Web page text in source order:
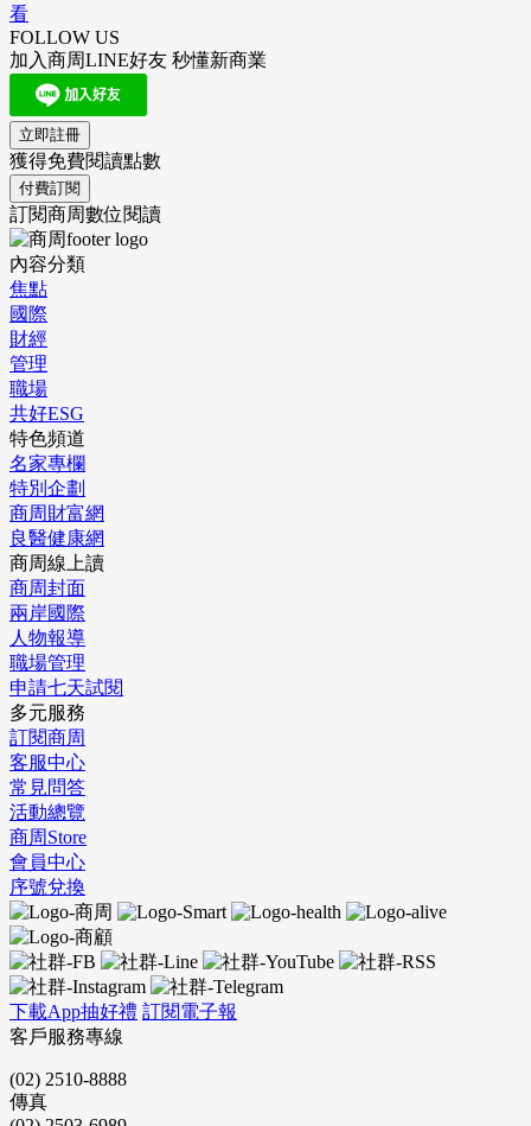
看
FOLLOW US
加入商周LINE好友 秒懂新商業
立即註冊
獲得免費閱讀點數
付費訂閱
訂閱商周數位閱讀
內容分類
焦點
國際
財經
管理
職場
共好ESG
特色頻道
名家專欄
特別企劃
商周財富網
良醫健康網
商周線上讀
商周封面
兩岸國際
人物報導
職場管理
申請七天試閱
多元服務
訂閱商周
客服中心
常見問答
活動總覽
商周Store
會員中心
序號兌換
下載App抽好禮 訂閱電子報
客戶服務專線
(02) 2510-8888
傳真